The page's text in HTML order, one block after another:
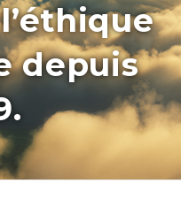
depuis